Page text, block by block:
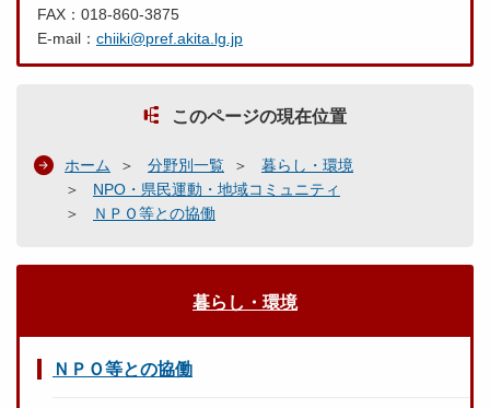
FAX：018-860-3875
E-mail： chiiki@pref.akita.lg.jp
このページの現在位置
ホーム 分野別一覧
暮らし・環境
NPO・県民運動・地域コミュニティ
ＮＰＯ等との協働
暮らし・環境
ＮＰＯ等との協働